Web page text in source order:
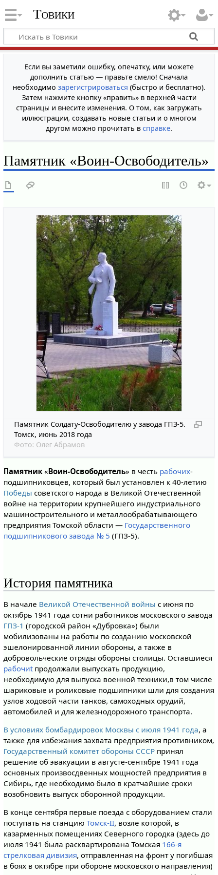
Товики
Если вы заметили ошибку, опечатку, или можете
дополнить статью — правьте смело! Сначала
необходимо зарегистрироваться (быстро и бесплатно).
Затем нажмите кнопку «править» в верхней части
страницы и внесите изменения. О том, как загружать
иллюстрации, создавать новые статьи и о многом
другом можно прочитать в справке.
Памятник «Воин-Освободитель»
Памятник Солдату-Освободителю у завода ГПЗ-5.
Томск, июнь 2018 года
Фото: Олег Абрамов
Памятник«Воин-Освободитель» в честь рабочих-
подшипниковцев, который был установлен к 40-летию
Победы советского народа в Великой Отечественной
войне на территории крупнейшего индустриального
машиностроительного и металлообрабатывающего
предприятия Томской области — Государственного
подшипникового завода № 5 (ГПЗ-5).
История памятника
В начале Великой Отечественной войны с июня по
октябрь 1941 года сотни работников московского завода
ГПЗ-1 (городской район «Дубровка») были
мобилизованы на работы по созданию московской
эшелонированной линии обороны, а также в
добровольческие отряды обороны столицы. Оставшиеся
рабочиtпродолжали выпускать продукцию,
необходимую для выпуска военной техники,в том числе
шариковые и роликовые подшипники шли для создания
узлов ходовой части танков, самоходных орудий,
автомобилей и для железнодорожного транспорта.
В условиях бомбардировок Москвы с июля 1941 года, а
также для избежания захвата предприятия противником,
Государственный комитет обороны СССРпринял
решение об эвакуации в августе-сентябре 1941 года
основных произвосдвенных мощностей предприятия в
Сибирь, где необходимо было в кратчайшие сроки
возобновить выпуск оборонной продукции.
В конце сентября первые поезда с оборудованием стали
поступать на станцию Томск-II, возле которой, в
казарменных помещениях Северного городка (здесь до
июля 1941 была расквартирована Томская 166-я
стрелковая дивизия, отправленная на фронт у погибшая
в боях в октябре при обороне московского направления)